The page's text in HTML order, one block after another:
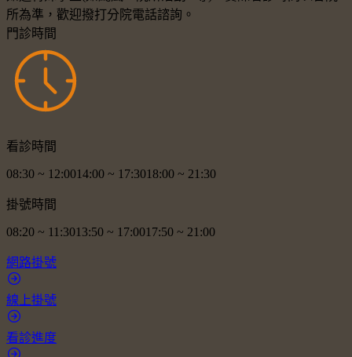
所為準，歡迎撥打分院電話諮詢。
門診時間
看診時間
08:30 ~ 12:0014:00 ~ 17:3018:00 ~ 21:30
掛號時間
08:20 ~ 11:3013:50 ~ 17:0017:50 ~ 21:00
網路掛號
線上掛號
看診進度